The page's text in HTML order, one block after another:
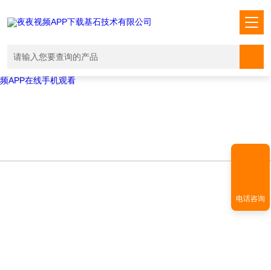
/www/wwwroot/T1.COM/func.phpon line
file_put_contents(./cachefile_yuan/shendoushi.net/cache/9c/a3abb/
failed to open stream: No such file or directory in
/www/wwwroot/T1.COM/func.php
夜夜视频APP下载,夜夜爽视频APP看片,夜夜夜风流视频下载APP,夜夜视
频APP在线手机观看
电话咨询